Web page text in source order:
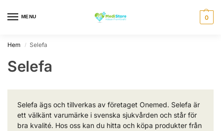
MENU 0
Hem / Selefa
Selefa
Selefa ägs och tillverkas av företaget Onemed. Selefa är
ett välkänt varumärke i svenska sjukvården och står för
bra kvalité. Hos oss kan du hitta och köpa produkter från